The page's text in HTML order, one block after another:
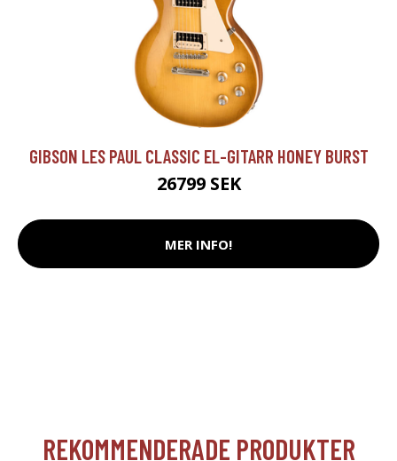
GIBSON LES PAUL CLASSIC EL-GITARR HONEY BURST
26799 SEK
MER INFO!
REKOMMENDERADE PRODUKTER